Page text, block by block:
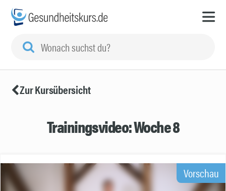
Zur Kursübersicht
Trainingsvideo: Woche 8
Vorschau